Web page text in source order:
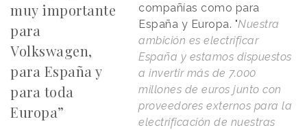
muy importante
para
Volkswagen,
para España y
para toda
Europa”
compañías como para
España y Europa. "Nuestra
ambición es electrificar
España y estamos dispuestos
a invertir más de 7.000
millones de euros junto con
proveedores externos para la
electrificación de nuestras